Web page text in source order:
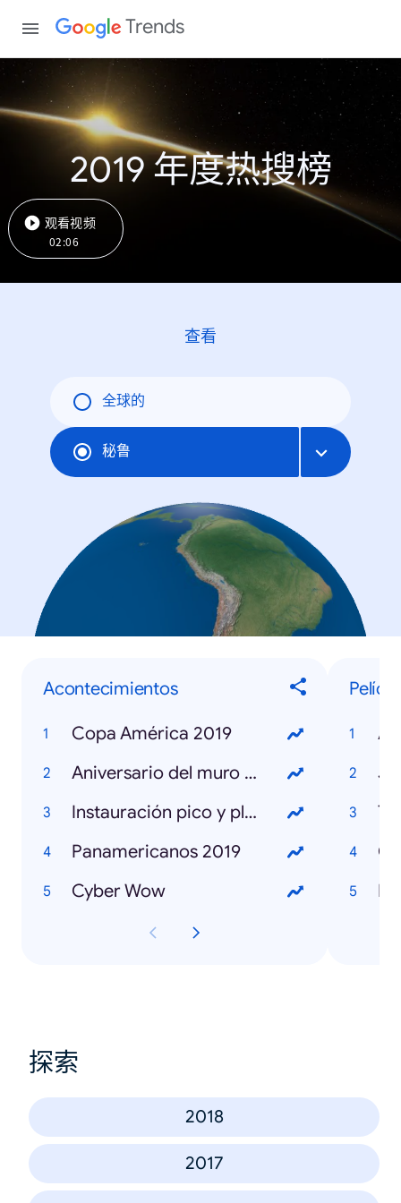
Trends
2019 年度热搜榜
观看视频
02:06
查看
全球的
秘鲁
Acontecimientos
Copa América 2019
Aniversario del muro de Berlín
Instauración pico y placa Lima
Panamericanos 2019
Cyber Wow
IT
探索
2018
2017